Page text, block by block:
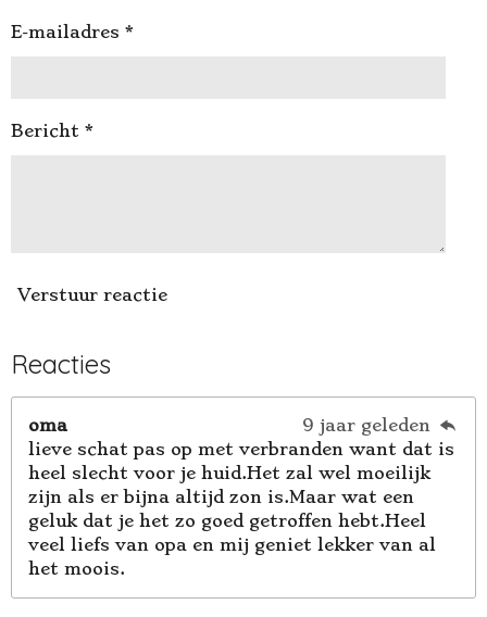
E-mailadres *
Bericht *
Verstuur reactie
Reacties
oma
9 jaar geleden
lieve schat pas op met verbranden want dat is
heel slecht voor je huid.Het zal wel moeilijk
zijn als er bijna altijd zon is.Maar wat een
geluk dat je het zo goed getroffen hebt.Heel
veel liefs van opa en mij geniet lekker van al
het moois.